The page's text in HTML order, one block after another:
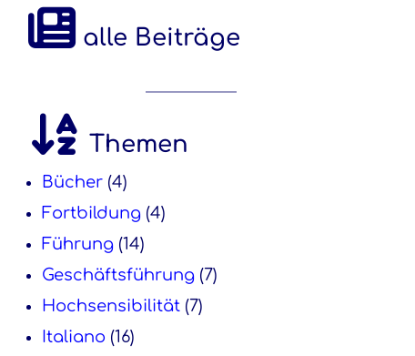
alle Beiträge
Themen
Bücher(4)
Fortbildung(4)
Führung(14)
Geschäftsführung(7)
Hochsensibilität(7)
Italiano (16)